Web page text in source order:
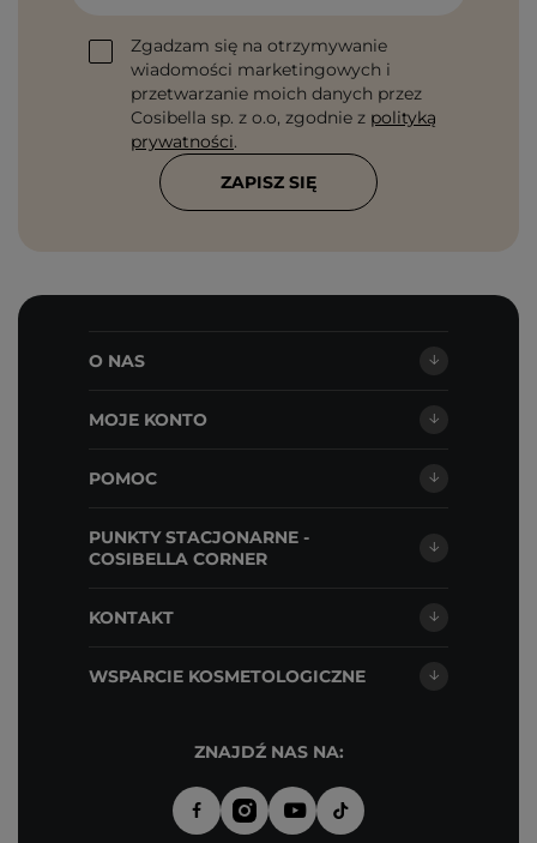
Zgadzam się na otrzymywanie
wiadomości marketingowych i
przetwarzanie moich danych przez
Cosibella sp. z o.o, zgodnie z polityką
prywatności.
ZAPISZ SIĘ
O NAS
MOJE KONTO
POMOC
PUNKTY STACJONARNE -
COSIBELLA CORNER
KONTAKT
WSPARCIE KOSMETOLOGICZNE
ZNAJDŹ NAS NA: